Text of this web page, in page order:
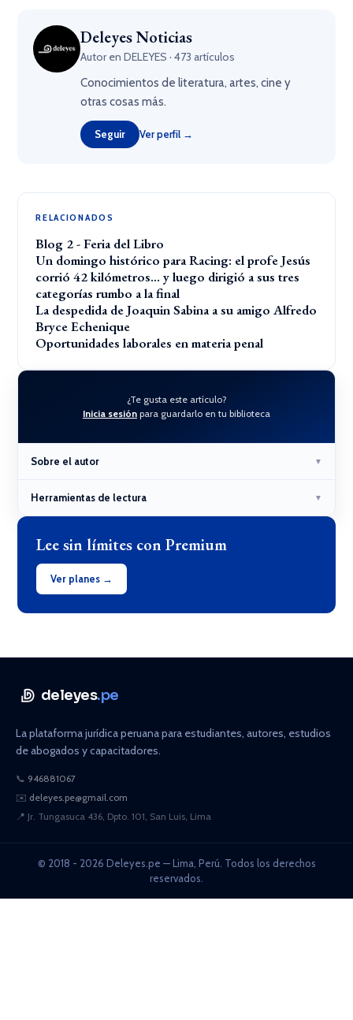
Deleyes Noticias
Autor en DELEYES · 473 artículos
Conocimientos de literatura, artes, cine y
otras cosas más.
Seguir Ver perfil →
RELACIONADOS
Blog 2 - Feria del Libro
Un domingo histórico para Racing: el profe Jesús
corrió 42 kilómetros… y luego dirigió a sus tres
categorías rumbo a la final
La despedida de Joaquin Sabina a su amigo Alfredo
Bryce Echenique
Oportunidades laborales en materia penal
¿Te gusta este artículo?
Inicia sesión para guardarlo en tu biblioteca
Sobre el autor ▼
Herramientas de lectura ▼
Lee sin límites con Premium
Ver planes →
deleyes.pe
La plataforma jurídica peruana para estudiantes, autores, estudios
de abogados y capacitadores.
📞 946881067
✉️ deleyes.pe@gmail.com
📍 Jr. Tungasuca 436, Dpto. 101, San Luis, Lima
© 2018 - 2026 Deleyes.pe — Lima, Perú. Todos los derechos
reservados.